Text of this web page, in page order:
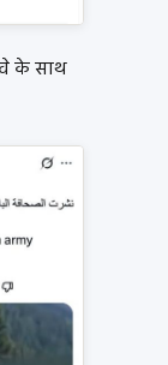
के साथ